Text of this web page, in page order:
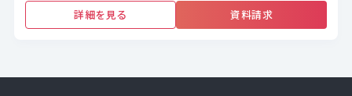
詳細を見る 資料請求